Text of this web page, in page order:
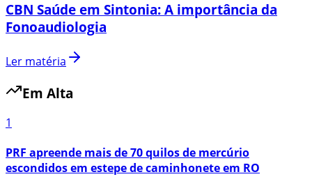
CBN Saúde em Sintonia: A importância da
Fonoaudiologia
Ler matéria
Em Alta
1
PRF apreende mais de 70 quilos de mercúrio
escondidos em estepe de caminhonete em RO